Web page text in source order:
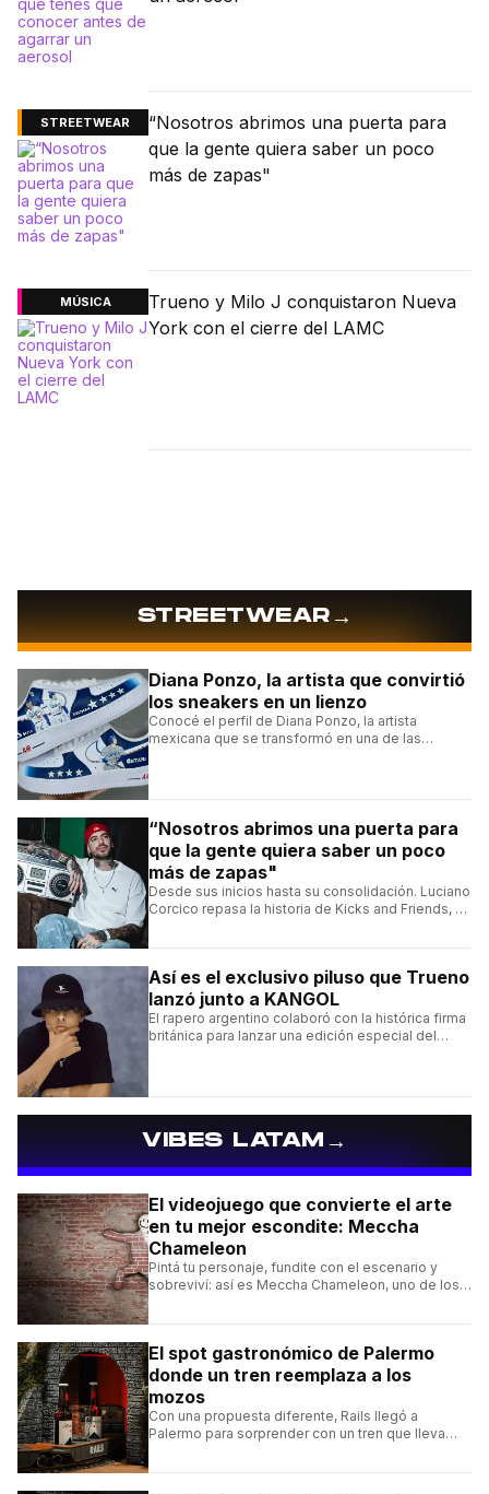
STREETWEAR
“Nosotros abrimos una puerta para
que la gente quiera saber un poco
más de zapas"
MÚSICA
Trueno y Milo J conquistaron Nueva
York con el cierre del LAMC
STREETWEAR→
Diana Ponzo, la artista que convirtió
los sneakers en un lienzo
Conocé el perfil de Diana Ponzo, la artista
mexicana que se transformó en una de las
“Nosotros abrimos una puerta para
que la gente quiera saber un poco
más de zapas"
Desde sus inicios hasta su consolidación. Luciano
Corcico repasa la historia de Kicks and Friends, el
Así es el exclusivo piluso que Trueno
lanzó junto a KANGOL
El rapero argentino colaboró con la histórica firma
británica para lanzar una edición especial del
VIBES LATAM→
El videojuego que convierte el arte
en tu mejor escondite: Meccha
Chameleon
Pintá tu personaje, fundite con el escenario y
sobreviví: así es Meccha Chameleon, uno de los
El spot gastronómico de Palermo
donde un tren reemplaza a los
mozos
Con una propuesta diferente, Rails llegó a
Palermo para sorprender con un tren que lleva